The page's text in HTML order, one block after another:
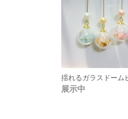
展示中